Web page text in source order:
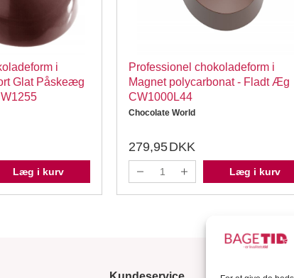
i
Glat Påskeæg
Læg i kurv
Professionel chokoladeform i
Magnet polycarbonat - Fladt Æg
CW1000L44
Chocolate World
279,95DKK
Læg i kurv